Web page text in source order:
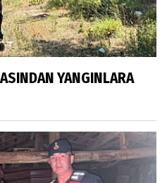
YANGINLARA